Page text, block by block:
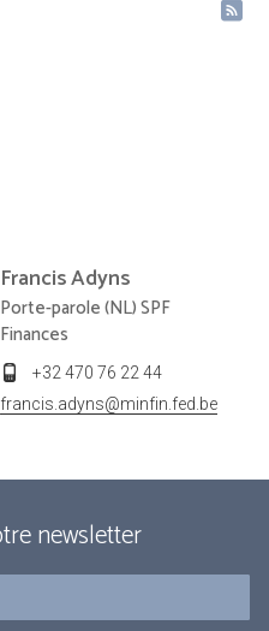
FrancisAdyns
Porte-parole (NL) SPF
Finances
+32 470 76 22 44
francis.adyns@minfin.fed.be
newsletter